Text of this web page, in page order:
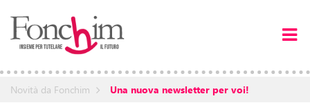
Novità da Fonchim Una nuova newsletter per voi!